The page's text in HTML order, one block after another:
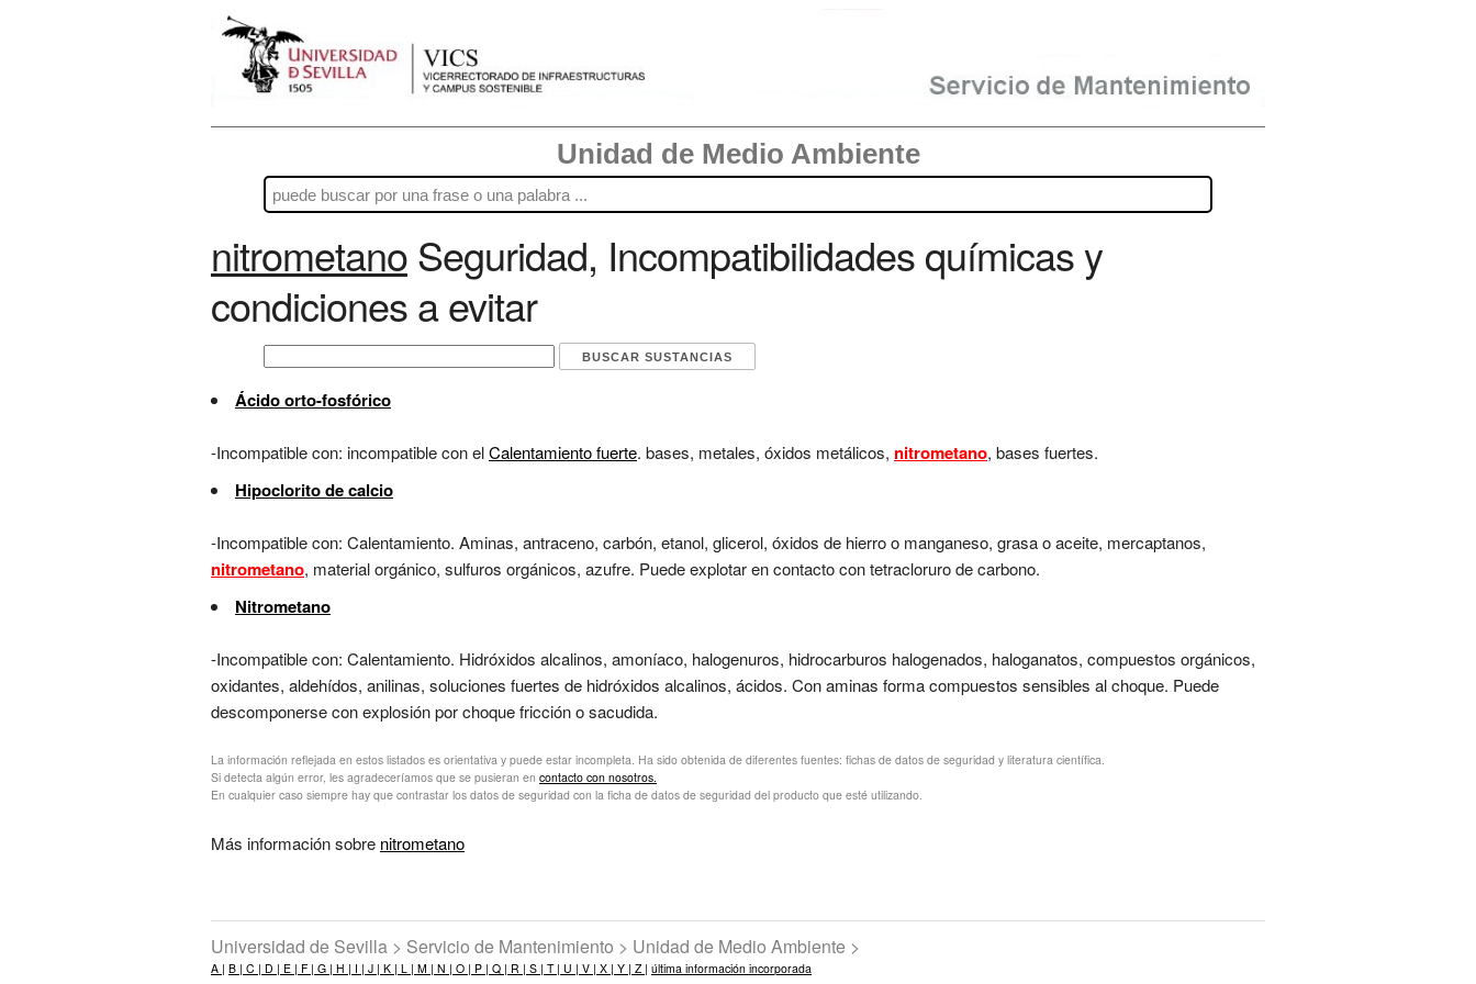
Unidad de Medio Ambiente
nitrometanoSeguridad, Incompatibilidades químicas y
condiciones a evitar
Ácido orto-fosfórico
-Incompatible con: incompatible con elCalentamiento fuerte. bases, metales, óxidos metálicos, nitrometano, bases fuertes.
Hipoclorito de calcio
-Incompatible con: Calentamiento. Aminas, antraceno, carbón, etanol, glicerol, óxidos de hierro o manganeso, grasa o aceite, mercaptanos,
nitrometano, material orgánico, sulfuros orgánicos, azufre. Puede explotar en contacto con tetracloruro de carbono.
Nitrometano
-Incompatible con: Calentamiento. Hidróxidos alcalinos, amoníaco, halogenuros, hidrocarburos halogenados, haloganatos, compuestos orgánicos,
oxidantes, aldehídos, anilinas, soluciones fuertes de hidróxidos alcalinos, ácidos. Con aminas forma compuestos sensibles al choque. Puede
descomponerse con explosión por choque fricción o sacudida.
La información reflejada en estos listados es orientativa y puede estar incompleta. Ha sido obtenida de diferentes fuentes: fichas de datos de seguridad y literatura científica.
Si detecta algún error, les agradeceríamos que se pusieran en contacto con nosotros.
En cualquier caso siempre hay que contrastar los datos de seguridad con la ficha de datos de seguridad del producto que esté utilizando.
Más información sobre nitrometano
Universidad de Sevilla > Servicio de Mantenimiento > Unidad de Medio Ambiente >
A | B | C | D | E | F | G | H | I | J | K | L | M | N | O | P | Q | R | S | T | U | V | X | Y | Z | última información incorporada